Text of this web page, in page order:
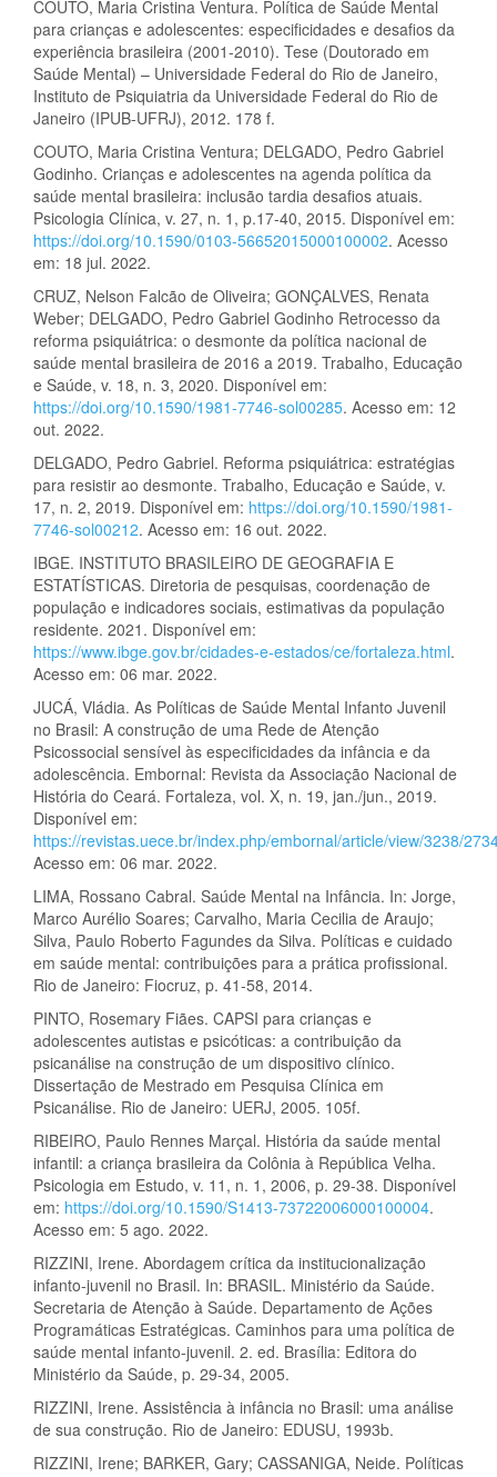
COUTO, Maria Cristina Ventura. Política de Saúde Mental
para crianças e adolescentes: especificidades e desafios da
experiência brasileira (2001-2010). Tese (Doutorado em
Saúde Mental) – Universidade Federal do Rio de Janeiro,
Instituto de Psiquiatria da Universidade Federal do Rio de
Janeiro (IPUB-UFRJ), 2012. 178 f.
COUTO, Maria Cristina Ventura; DELGADO, Pedro Gabriel
Godinho. Crianças e adolescentes na agenda política da
saúde mental brasileira: inclusão tardia desafios atuais.
Psicologia Clínica, v. 27, n. 1, p.17-40, 2015. Disponível em:
https://doi.org/10.1590/0103-56652015000100002. Acesso
em: 18 jul. 2022.
CRUZ, Nelson Falcão de Oliveira; GONÇALVES, Renata
Weber; DELGADO, Pedro Gabriel Godinho Retrocesso da
reforma psiquiátrica: o desmonte da política nacional de
saúde mental brasileira de 2016 a 2019. Trabalho, Educação
e Saúde, v. 18, n. 3, 2020. Disponível em:
https://doi.org/10.1590/1981-7746-sol00285. Acesso em: 12
out. 2022.
DELGADO, Pedro Gabriel. Reforma psiquiátrica: estratégias
para resistir ao desmonte. Trabalho, Educação e Saúde, v.
17, n. 2, 2019. Disponível em: https://doi.org/10.1590/1981-
7746-sol00212. Acesso em: 16 out. 2022.
IBGE. INSTITUTO BRASILEIRO DE GEOGRAFIA E
ESTATÍSTICAS. Diretoria de pesquisas, coordenação de
população e indicadores sociais, estimativas da população
residente. 2021. Disponível em:
https://www.ibge.gov.br/cidades-e-estados/ce/fortaleza.html.
Acesso em: 06 mar. 2022.
JUCÁ, Vládia. As Políticas de Saúde Mental Infanto Juvenil
no Brasil: A construção de uma Rede de Atenção
Psicossocial sensível às especificidades da infância e da
adolescência. Embornal: Revista da Associação Nacional de
História do Ceará. Fortaleza, vol. X, n. 19, jan./jun., 2019.
Disponível em:
https://revistas.uece.br/index.php/embornal/article/view/3238/
Acesso em: 06 mar. 2022.
LIMA, Rossano Cabral. Saúde Mental na Infância. In: Jorge,
Marco Aurélio Soares; Carvalho, Maria Cecilia de Araujo;
Silva, Paulo Roberto Fagundes da Silva. Políticas e cuidado
em saúde mental: contribuições para a prática profissional.
Rio de Janeiro: Fiocruz, p. 41-58, 2014.
PINTO, Rosemary Fiães. CAPSI para crianças e
adolescentes autistas e psicóticas: a contribuição da
psicanálise na construção de um dispositivo clínico.
Dissertação de Mestrado em Pesquisa Clínica em
Psicanálise. Rio de Janeiro: UERJ, 2005. 105f.
RIBEIRO, Paulo Rennes Marçal. História da saúde mental
infantil: a criança brasileira da Colônia à República Velha.
Psicologia em Estudo, v. 11, n. 1, 2006, p. 29-38. Disponível
em: https://doi.org/10.1590/S1413-73722006000100004.
Acesso em: 5 ago. 2022.
RIZZINI, Irene. Abordagem crítica da institucionalização
infanto-juvenil no Brasil. In: BRASIL. Ministério da Saúde.
Secretaria de Atenção à Saúde. Departamento de Ações
Programáticas Estratégicas. Caminhos para uma política de
saúde mental infanto-juvenil. 2. ed. Brasília: Editora do
Ministério da Saúde, p. 29-34, 2005.
RIZZINI, Irene. Assistência à infância no Brasil: uma análise
de sua construção. Rio de Janeiro: EDUSU, 1993b.
RIZZINI, Irene; BARKER, Gary; CASSANIGA, Neide. Políticas